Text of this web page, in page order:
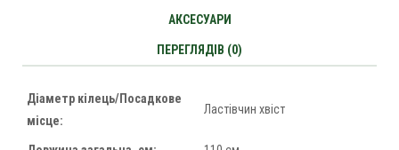
АКСЕСУАРИ
ПЕРЕГЛЯДІВ (0)
Діаметр кілець/Посадкове
місце:
Ластівчин хвіст